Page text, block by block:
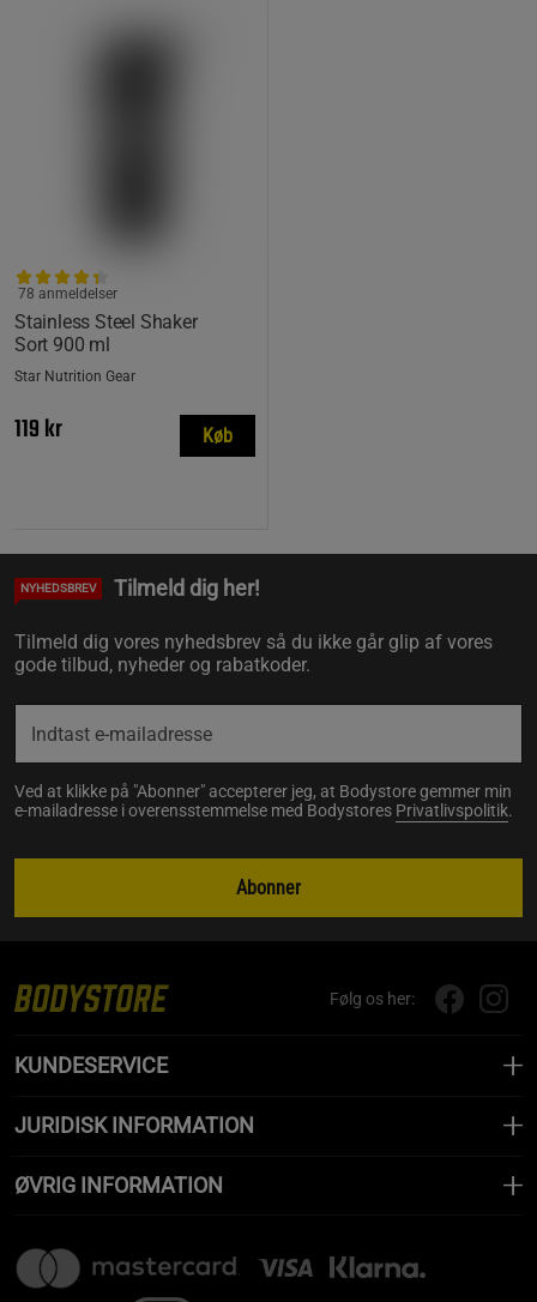
Stainless Steel Shaker
Sort 900 ml
78 anmeldelser
Star Nutrition Gear
119 kr Køb
NYHEDSBREV Tilmeld dig her!
Tilmeld dig vores nyhedsbrev så du ikke går glip af vores
gode tilbud, nyheder og rabatkoder.
Ved at klikke på "Abonner" accepterer jeg, at Bodystore gemmer min
e-mailadresse i overensstemmelse med Bodystores Privatlivspolitik.
Abonner
Følg os her:
KUNDESERVICE
JURIDISK INFORMATION
ØVRIG INFORMATION